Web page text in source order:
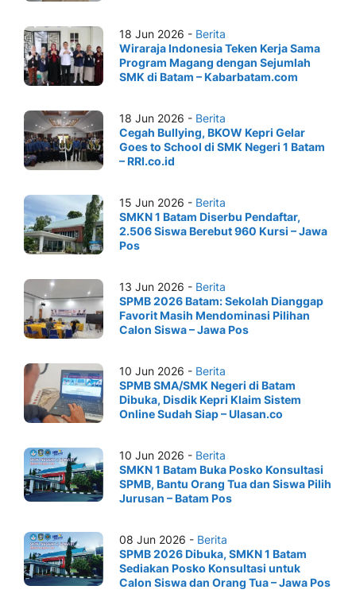
18 Jun 2026 - Berita
Wiraraja Indonesia Teken Kerja Sama
Program Magang dengan Sejumlah
SMK di Batam – Kabarbatam.com
18 Jun 2026 - Berita
Cegah Bullying, BKOW Kepri Gelar
Goes to School di SMK Negeri 1 Batam
– RRI.co.id
15 Jun 2026 - Berita
SMKN 1 Batam Diserbu Pendaftar,
2.506 Siswa Berebut 960 Kursi – Jawa
Pos
13 Jun 2026 - Berita
SPMB 2026 Batam: Sekolah Dianggap
Favorit Masih Mendominasi Pilihan
Calon Siswa – Jawa Pos
10 Jun 2026 - Berita
SPMB SMA/SMK Negeri di Batam
Dibuka, Disdik Kepri Klaim Sistem
Online Sudah Siap – Ulasan.co
10 Jun 2026 - Berita
SMKN 1 Batam Buka Posko Konsultasi
SPMB, Bantu Orang Tua dan Siswa Pilih
Jurusan – Batam Pos
08 Jun 2026 - Berita
SPMB 2026 Dibuka, SMKN 1 Batam
Sediakan Posko Konsultasi untuk
Calon Siswa dan Orang Tua – Jawa Pos